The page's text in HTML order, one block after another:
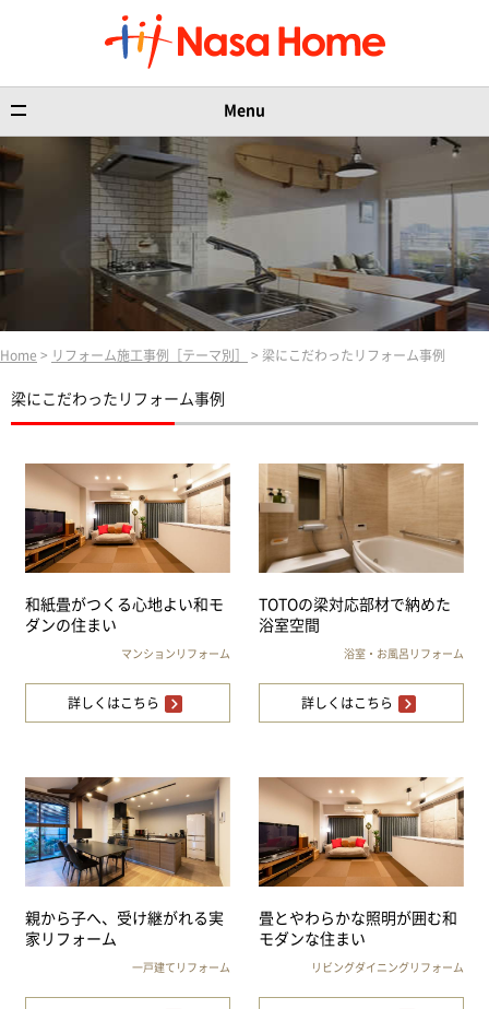
Menu
Home > リフォーム施工事例［テーマ別］ > 梁にこだわったリフォーム事例
梁にこだわったリフォーム事例
和紙畳がつくる心地よい和モ
ダンの住まい
マンションリフォーム
詳しくはこちら
TOTOの梁対応部材で納めた
浴室空間
浴室・お風呂リフォーム
詳しくはこちら
親から子へ、受け継がれる実
家リフォーム
一戸建てリフォーム
畳とやわらかな照明が囲む和
モダンな住まい
リビングダイニングリフォーム